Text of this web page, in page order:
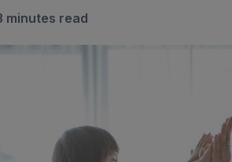
minutes read